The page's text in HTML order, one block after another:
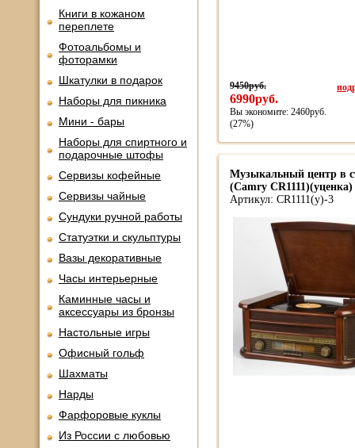
Книги в кожаном
переплете
Фотоальбомы и
фоторамки
Шкатулки в подарок
Наборы для пикника
Мини - бары
Наборы для спиртного и
подарочные штофы
Сервизы кофейные
Сервизы чайные
Сундуки ручной работы
Статуэтки и скульптуры
Вазы декоративные
Часы интерьерные
Каминные часы и
аксессуары из бронзы
Настольные игры
Офисный гольф
Шахматы
Нарды
Фарфоровые куклы
Из России с любовью
9450руб.
6990руб.
Вы экономите: 2460руб.
(27%)
Музыкальный центр в
(Camry CR1111)(уценка)
Артикул: CR1111(у)-3